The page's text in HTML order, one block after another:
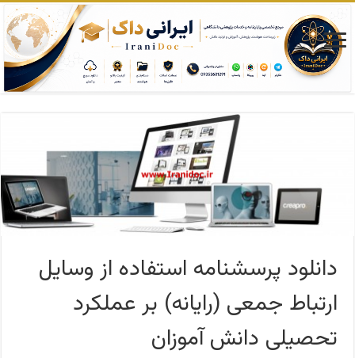
دانلود پرسشنامه استفاده از وسایل
ارتباط جمعی (رایانه) بر عملکرد
تحصیلی دانش آموزان